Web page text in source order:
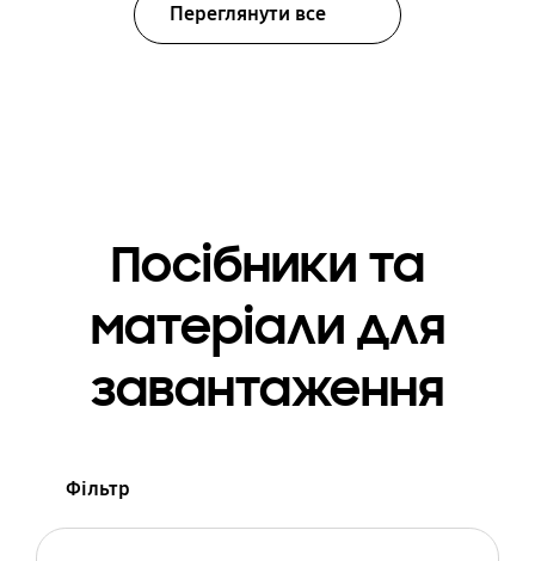
Переглянути все
Посібники та
матеріали для
завантаження
Фільтр